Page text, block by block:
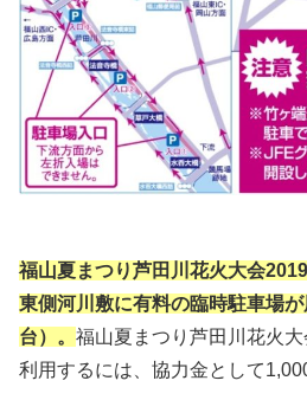
福山夏まつり芦田川花火大会
東側河川敷に有料の臨時駐車場
台）。 福山夏まつり芦田川花火
利用するには、協力金として